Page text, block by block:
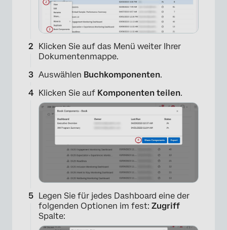
Klicken Sie auf das Menü weiter Ihrer
Dokumentenmappe.
Auswählen Buchkomponenten.
Klicken Sie auf Komponenten teilen.
Legen Sie für jedes Dashboard eine der
folgenden Optionen im fest: Zugriff
Spalte: